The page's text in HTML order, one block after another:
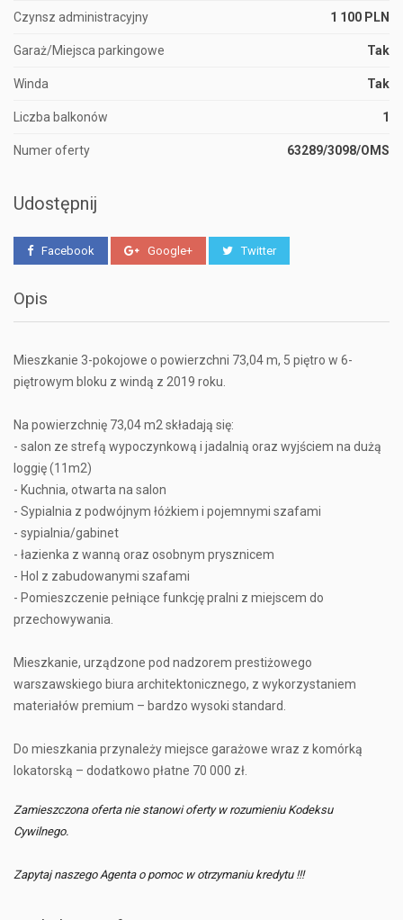
Czynsz administracyjny 1 100 PLN
Garaż/Miejsca parkingowe Tak
Winda Tak
Liczba balkonów 1
Numer oferty 63289/3098/OMS
Udostępnij
Facebook Google+ Twitter
Opis
Mieszkanie 3-pokojowe o powierzchni 73,04 m, 5 piętro w 6-
piętrowym bloku z windą z 2019 roku.
Na powierzchnię 73,04 m2 składają się:
- salon ze strefą wypoczynkową i jadalnią oraz wyjściem na dużą
loggię (11m2)
- Kuchnia, otwarta na salon
- Sypialnia z podwójnym łóżkiem i pojemnymi szafami
- sypialnia/gabinet
- łazienka z wanną oraz osobnym prysznicem
- Hol z zabudowanymi szafami
- Pomieszczenie pełniące funkcję pralni z miejscem do
przechowywania.
Mieszkanie, urządzone pod nadzorem prestiżowego
warszawskiego biura architektonicznego, z wykorzystaniem
materiałów premium – bardzo wysoki standard.
Do mieszkania przynależy miejsce garażowe wraz z komórką
lokatorską – dodatkowo płatne 70 000 zł.
Zamieszczona oferta nie stanowi oferty w rozumieniu Kodeksu
Cywilnego.
Zapytaj naszego Agenta o pomoc w otrzymaniu kredytu !!!